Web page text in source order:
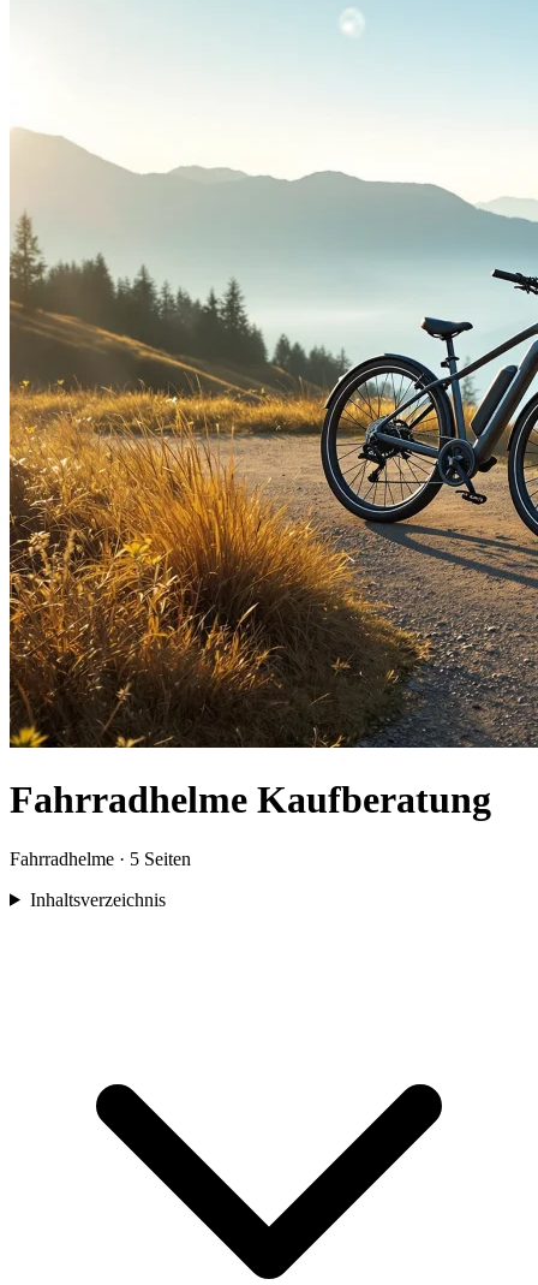
Fahrradhelme Kaufberatung
Fahrradhelme · 5 Seiten
Inhaltsverzeichnis